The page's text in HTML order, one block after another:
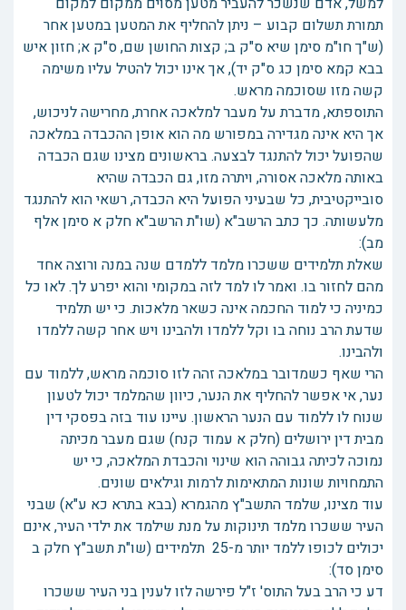
תמורת תשלום קבוע – ניתן להחליף את המטען במטען אחר
(ש"ך חו"מ סימן שיא ס"ק ב; קצות החושן שם, ס"ק א; חזון איש
בבא קמא סימן כג ס"ק יד), אך אינו יכול להטיל עליו משימה
קשה מזו שסוכמה מראש.
התוספתא, מדברת על מעבר למלאכה אחרת, מחרישה לניכוש,
אך היא אינה מגדירה במפורש מה הוא אופן ההכבדה במלאכה
שהפועל יכול להתנגד לבצעה. בראשונים מצינו שגם הכבדה
באותה מלאכה אסורה, ויתרה מזו, גם הכבדה שהיא
סובייקטיבית, כל שבעיני הפועל היא הכבדה, רשאי הוא להתנגד
מלעשותה. כך כתב הרשב"א (שו"ת הרשב"א חלק א סימן אלף
מב):
שאלת תלמידים ששכרו מלמד ללמדם שנה במנה ורוצה אחד
מהם לחזור בו. ואמר לו למד לזה במקומי והוא יפרע לך. לאו כל
כמיניה כי למוד החכמה אינה כשאר מלאכות. כי יש תלמיד
שדעת הרב נוחה בו וקל ללמדו ולהבינו ויש אחר קשה ללמדו
ולהבינו.
הרי שאף כשמדובר במלאכה זהה לזו סוכמה מראש, ללמוד עם
נער, אי אפשר להחליף את הנער, כיוון שהמלמד יכול לטעון
שנוח לו ללמוד עם הנער הראשון. עיינו עוד בזה בפסקי דין
מבית דין ירושלים (חלק א עמוד קנח) שגם מעבר מכיתה
נמוכה לכיתה גבוהה הוא שינוי והכבדת המלאכה, כי יש
התמחויות שונות המתאימות לרמות וגילאים שונים.
עוד מצינו, שלמד התשב"ץ מהגמרא (בבא בתרא כא ע"א) שבני
העיר ששכרו מלמד תינוקות על מנת שילמד את ילדי העיר, אינם
יכולים לכופו ללמד יותר מ-25 תלמידים (שו"ת תשב"ץ חלק ב
סימן סד):
דע כי הרב בעל התוס' ז"ל פירשה לזו לענין בני העיר ששכרו